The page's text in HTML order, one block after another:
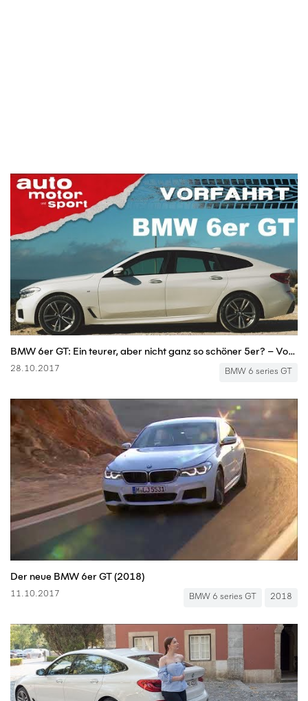
BMW 6er GT: Ein teurer, aber nicht ganz so schöner 5er? – Vorfahrt| auto motor und sport
28.10.2017 BMW 6 series GT
Der neue BMW 6er GT (2018)
11.10.2017 BMW 6 series GT 2018